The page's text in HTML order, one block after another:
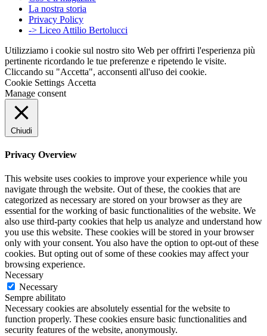
La nostra storia
Privacy Policy
-> Liceo Attilio Bertolucci
Utilizziamo i cookie sul nostro sito Web per offrirti l'esperienza più
pertinente ricordando le tue preferenze e ripetendo le visite.
Cliccando su "Accetta", acconsenti all'uso dei cookie.
Cookie Settings Accetta
Manage consent
Chiudi
Privacy Overview
This website uses cookies to improve your experience while you
navigate through the website. Out of these, the cookies that are
categorized as necessary are stored on your browser as they are
essential for the working of basic functionalities of the website. We
also use third-party cookies that help us analyze and understand how
you use this website. These cookies will be stored in your browser
only with your consent. You also have the option to opt-out of these
cookies. But opting out of some of these cookies may affect your
browsing experience.
Necessary
Necessary
Sempre abilitato
Necessary cookies are absolutely essential for the website to
function properly. These cookies ensure basic functionalities and
security features of the website, anonymously.